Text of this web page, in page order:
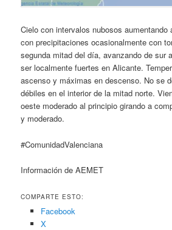
Cielo con intervalos nubosos aumentando
con precipitaciones ocasionalmente con
segunda mitad del día, avanzando de sur
ser localmente fuertes en Alicante.
ascenso y máximas en descenso. No se
débiles en el interior de la mitad norte.
oeste moderado al principio girando a
y moderado.
#ComunidadValenciana
Información de AEMET
COMPARTE ESTO:
Facebook
X